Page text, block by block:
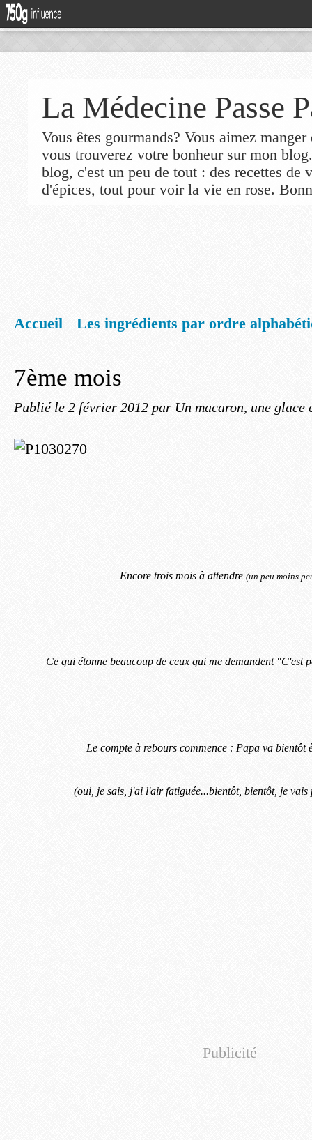
La Médecine Passe
Vous êtes gourmands? Vous aimez
vous trouverez votre bonheur sur mon
blog, c'est un peu de tout : des recettes de
d'épices, tout pour voir la vie en rose.
Accueil
Les ingrédients par ordre
7ème mois
Publié le 2 février 2012 par Un macaron, une glace
Encore trois mois à attendre (un peu moins
Ce qui étonne beaucoup de ceux qui me demandent "C'est
Le compte à rebours commence : Papa va bientôt
(oui, je sais, j'ai l'air fatiguée...bientôt, bientôt, je
Publicité